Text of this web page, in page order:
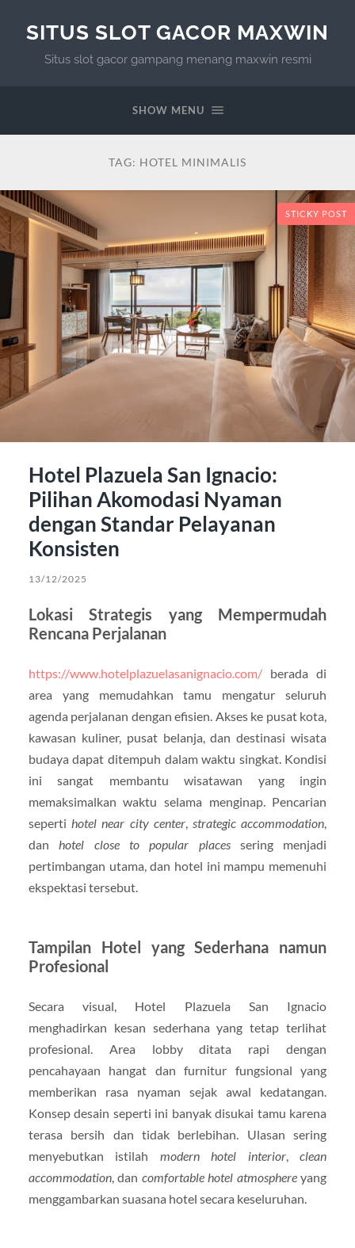
SITUS SLOT GACOR MAXWIN
Situs slot gacor gampang menang maxwin resmi
SHOW MENU
TAG: HOTEL MINIMALIS
STICKY POST
Hotel Plazuela San Ignacio:
Pilihan Akomodasi Nyaman
dengan Standar Pelayanan
Konsisten
13/12/2025
Lokasi Strategis yang Mempermudah
Rencana Perjalanan
https://www.hotelplazuelasanignacio.com/berada di
area yang memudahkan tamu mengatur seluruh
agenda perjalanan dengan efisien. Akses ke pusat kota,
kawasan kuliner, pusat belanja, dan destinasi wisata
budaya dapat ditempuh dalam waktu singkat. Kondisi
ini sangat membantu wisatawan yang ingin
memaksimalkan waktu selama menginap. Pencarian
sepertihotel near city center, strategic accommodation,
danhotel close to popular placessering menjadi
pertimbangan utama, dan hotel ini mampu memenuhi
ekspektasi tersebut.
Tampilan Hotel yang Sederhana namun
Profesional
Secara visual, Hotel Plazuela San Ignacio
menghadirkan kesan sederhana yang tetap terlihat
profesional. Area lobby ditata rapi dengan
pencahayaan hangat dan furnitur fungsional yang
memberikan rasa nyaman sejak awal kedatangan.
Konsep desain seperti ini banyak disukai tamu karena
terasa bersih dan tidak berlebihan. Ulasan sering
menyebutkan istilah modern hotel interior,clean
accommodation, dan comfortable hotel atmosphereyang
menggambarkan suasana hotel secara keseluruhan.